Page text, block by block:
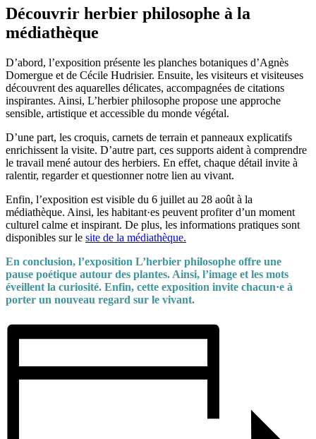
Découvrir herbier philosophe à la
médiathèque
D’abord, l’exposition présente les planches botaniques d’Agnès
Domergue et de Cécile Hudrisier. Ensuite, les visiteurs et visiteuses
découvrent des aquarelles délicates, accompagnées de citations
inspirantes. Ainsi, L’herbier philosophe propose une approche
sensible, artistique et accessible du monde végétal.
D’une part, les croquis, carnets de terrain et panneaux explicatifs
enrichissent la visite. D’autre part, ces supports aident à comprendre
le travail mené autour des herbiers. En effet, chaque détail invite à
ralentir, regarder et questionner notre lien au vivant.
Enfin, l’exposition est visible du 6 juillet au 28 août à la
médiathèque. Ainsi, les habitant·es peuvent profiter d’un moment
culturel calme et inspirant. De plus, les informations pratiques sont
disponibles sur le site de la médiathèque.
En conclusion, l’exposition L’herbier philosophe offre une
pause poétique autour des plantes. Ainsi, l’image et les mots
éveillent la curiosité. Enfin, cette exposition invite chacun·e à
porter un nouveau regard sur le vivant.